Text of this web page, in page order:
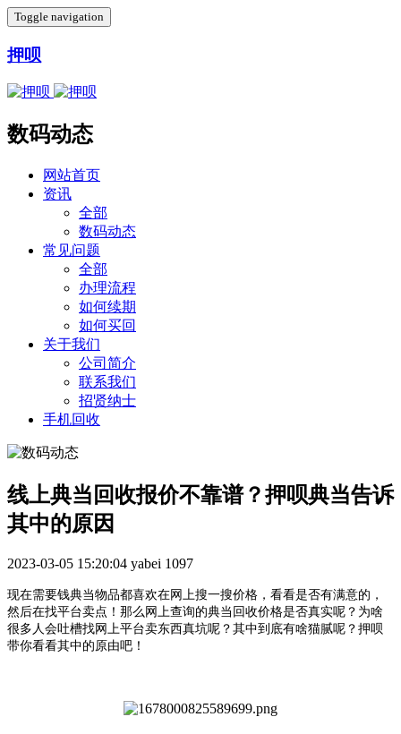
Toggle navigation
押呗
数码动态
网站首页
资讯
全部
数码动态
常见问题
全部
办理流程
如何续期
如何买回
关于我们
公司简介
联系我们
招贤纳士
手机回收
线上典当回收报价不靠谱？押呗典当告诉
其中的原因
2023-03-05 15:20:04 yabei 1097
现在需要钱典当物品都喜欢在网上搜一搜价格，看看是否有满意的，
然后在找平台卖点！那么网上查询的典当回收价格是否真实呢？为啥
很多人会吐槽找网上平台卖东西真坑呢？其中到底有啥猫腻呢？押呗
带你看看其中的原由吧！